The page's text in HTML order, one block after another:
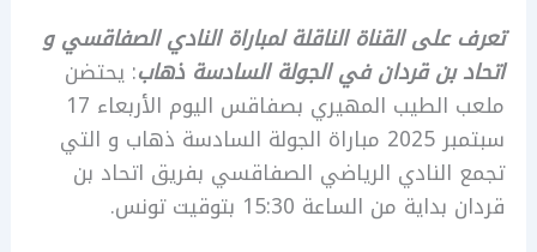
تعرف على القناة الناقلة لمباراة النادي الصفاقسي و
اتحاد بن قردان في الجولة السادسة ذهاب: يحتضن
ملعب الطيب المهيري بصفاقس اليوم الأربعاء 17
سبتمبر 2025 مباراة الجولة السادسة ذهاب و التي
تجمع النادي الرياضي الصفاقسي بفريق اتحاد بن
قردان بداية من الساعة 15:30 بتوقيت تونس.